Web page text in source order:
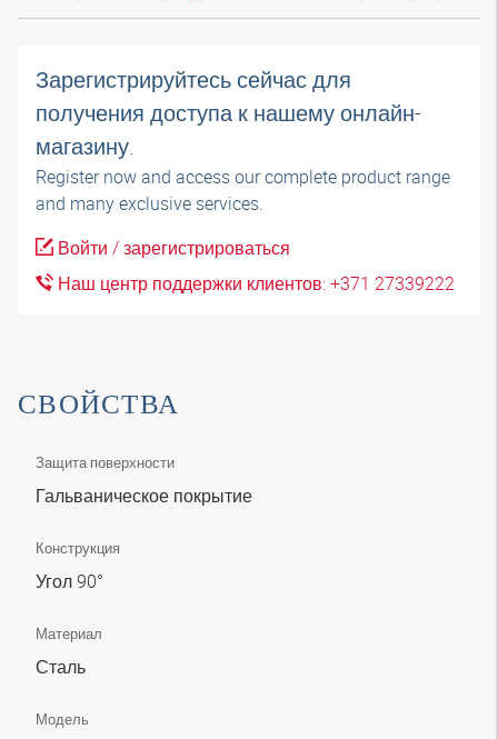
Зарегистрируйтесь сейчас для
получения доступа к нашему онлайн-
магазину.
Register now and access our complete product range
and many exclusive services.
Войти / зарегистрироваться
Наш центр поддержки клиентов: +371 27339222
СВОЙСТВА
Защита поверхности
Гальваническое покрытие
Конструкция
Угол 90°
Материал
Сталь
Модель